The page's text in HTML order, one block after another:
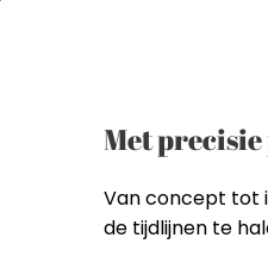
Met
Van concept tot
de tijdlijnen te